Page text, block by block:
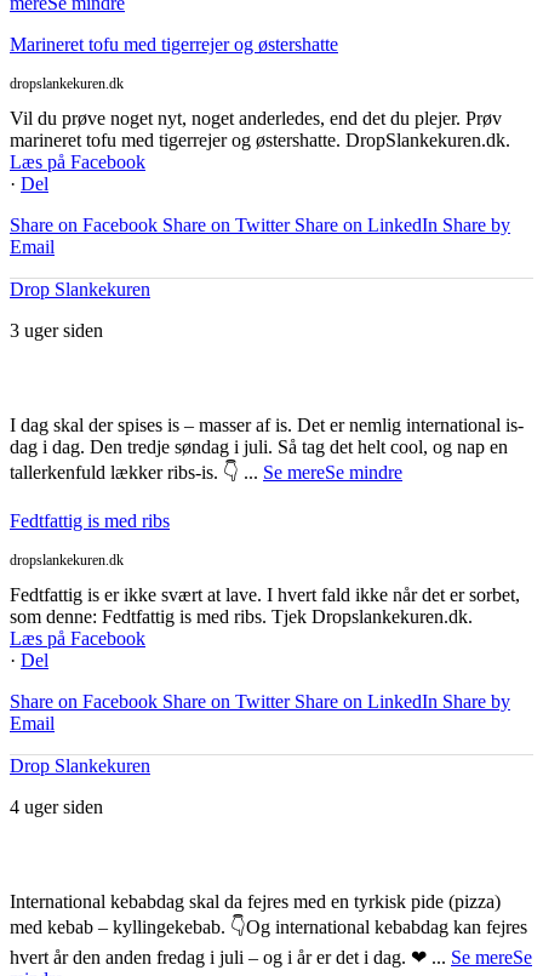
Marineret tofu med tigerrejer og østershatte
dropslankekuren.dk
Vil du prøve noget nyt, noget anderledes, end det du plejer. Prøv
marineret tofu med tigerrejer og østershatte. DropSlankekuren.dk.
Læs på Facebook
· Del
Share on Facebook Share on Twitter Share on LinkedIn Share by
Email
Drop Slankekuren
3 uger siden
I dag skal der spises is – masser af is. Det er nemlig international is-
dag i dag. Den tredje søndag i juli. Så tag det helt cool, og nap en
tallerkenfuld lækker ribs-is. 👇 ... Se mereSe mindre
Fedtfattig is med ribs
dropslankekuren.dk
Fedtfattig is er ikke svært at lave. I hvert fald ikke når det er sorbet,
som denne: Fedtfattig is med ribs. Tjek Dropslankekuren.dk.
Læs på Facebook
· Del
Share on Facebook Share on Twitter Share on LinkedIn Share by
Email
Drop Slankekuren
4 uger siden
International kebabdag skal da fejres med en tyrkisk pide (pizza)
med kebab – kyllingekebab. 👇Og international kebabdag kan fejres
hvert år den anden fredag i juli – og i år er det i dag. ❤ ... Se mereSe